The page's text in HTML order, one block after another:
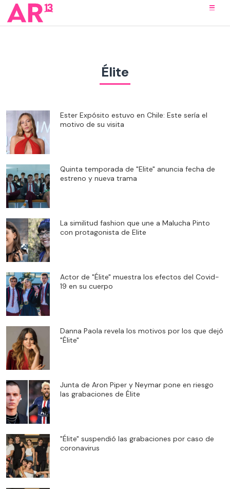
Élite
Ester Expósito estuvo en Chile: Este sería el
motivo de su visita
Quinta temporada de "Elite" anuncia fecha de
estreno y nueva trama
La similitud fashion que une a Malucha Pinto
con protagonista de Elite
Actor de "Élite" muestra los efectos del Covid-
19 en su cuerpo
Danna Paola revela los motivos por los que dejó
"Élite"
Junta de Aron Piper y Neymar pone en riesgo
las grabaciones de Élite
"Élite" suspendió las grabaciones por caso de
coronavirus